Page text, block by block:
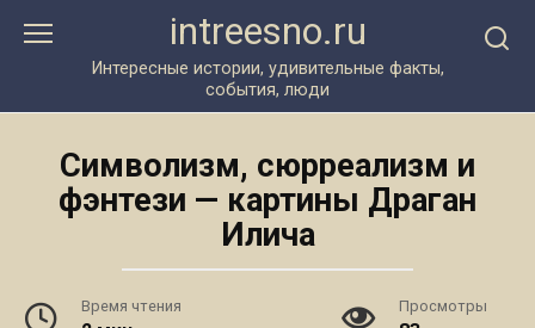
intreesno.ru
Интересные истории, удивительные факты,
события, люди
Символизм, сюрреализм и
фэнтези — картины Драган
Илича
Время чтения Просмотры